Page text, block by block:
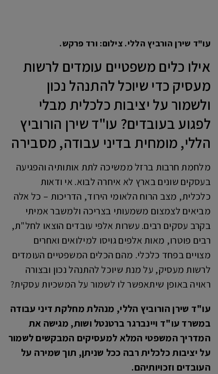
עו"ד שירן הורביץ הללי. צילום: ורד פרקש.
אילו כלים משפטיים עומדים לרשות
מעסיק כדי שיוכל להתנהל נכון
ולשמור על יציבות כלכלית מבלי
לפגוע בעובדים? עו"ד שירן הורוביץ
הללי, מומחית בדיני עבודה, מסבירה
מלחמת חרבות ברזל ממשיכה לתת אותותיה והפגיעה
בעסקים שונים בארץ לא איחרה לבוא. אי ודאות
כלכלית, מצב הרוח הלאומי הירוד, הדריכות – כל אלה
מביאים לצמצום משמעותי בצריכה ולמשבר אמיתי
בקרב עסקים רבים. עשרות אלפי עובדים הוצאו לחל"ת,
רבים פוטרו, מאות אלפים גויסו למילואים ואחרים
מצויים בפחד כלכלי. מהם הכלים המשפטיים העומדים
לרשות מעסיק, על מנת שיוכל להתנהל נכון ובצורה
ראויה באופן שיתאפשר לו לשמור על המשכיות עסקית?
עו"ד שירן הורוביץ הללי, מנהלת מחלקת דיני עבודה
במשרד עו"ד ויינברגר ברטנטל ושות, מגישה את
המדריך המשפטי המלא למעסיקים המבקשים לשמור
על יציבות כלכלית רבה ככל שניתן, תוך שמירה על
העובדים וזכויותיהם.